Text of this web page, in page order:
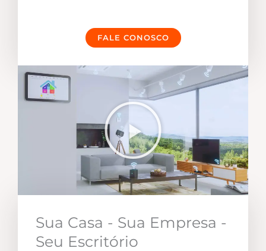
FALE CONOSCO
Sua Casa - Sua Empresa -
Seu Escritório